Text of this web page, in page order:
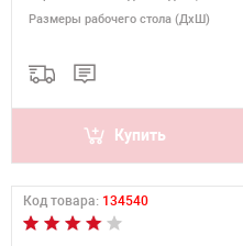
Размеры рабочего стола (ДхШ)
Купить
Код товара: 134540